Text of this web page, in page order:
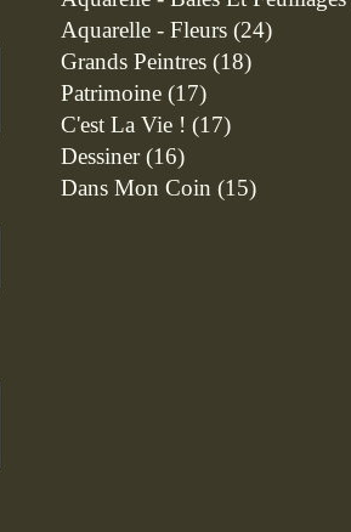
Aquarelle - Fleurs (24)
Grands Peintres (18)
Patrimoine (17)
C'est La Vie ! (17)
Dessiner(16)
Dans Mon Coin (15)